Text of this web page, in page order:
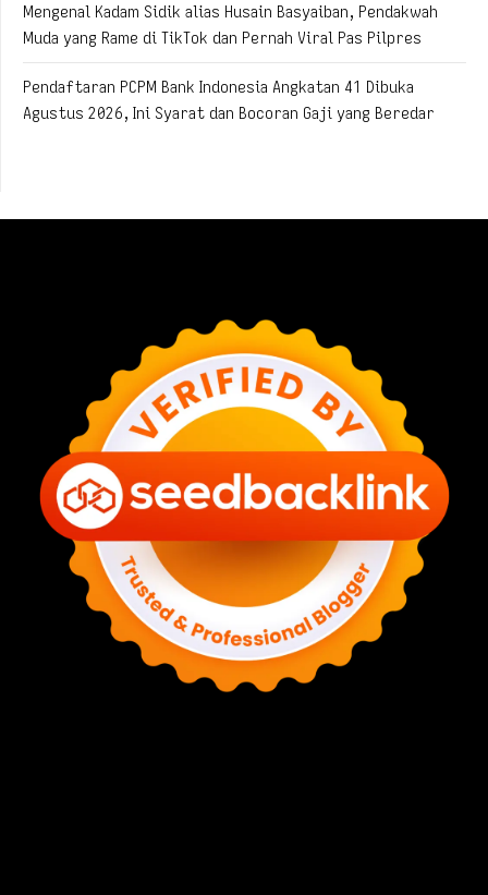
Mengenal Kadam Sidik alias Husain Basyaiban, Pendakwah
Muda yang Rame di TikTok dan Pernah Viral Pas Pilpres
Pendaftaran PCPM Bank Indonesia Angkatan 41 Dibuka
Agustus 2026, Ini Syarat dan Bocoran Gaji yang Beredar